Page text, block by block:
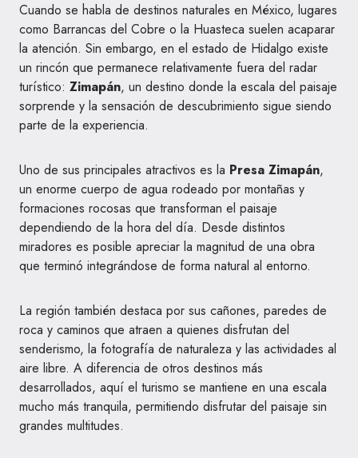
Cuando se habla de destinos naturales en México, lugares
como Barrancas del Cobre o la Huasteca suelen acaparar
la atención. Sin embargo, en el estado de Hidalgo existe
un rincón que permanece relativamente fuera del radar
turístico: Zimapán, un destino donde la escala del paisaje
sorprende y la sensación de descubrimiento sigue siendo
parte de la experiencia.
Uno de sus principales atractivos es la Presa Zimapán,
un enorme cuerpo de agua rodeado por montañas y
formaciones rocosas que transforman el paisaje
dependiendo de la hora del día. Desde distintos
miradores es posible apreciar la magnitud de una obra
que terminó integrándose de forma natural al entorno.
La región también destaca por sus cañones, paredes de
roca y caminos que atraen a quienes disfrutan del
senderismo, la fotografía de naturaleza y las actividades al
aire libre. A diferencia de otros destinos más
desarrollados, aquí el turismo se mantiene en una escala
mucho más tranquila, permitiendo disfrutar del paisaje sin
grandes multitudes.